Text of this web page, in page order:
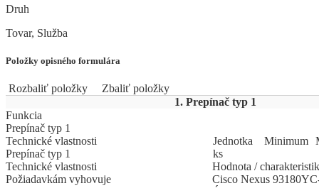
Druh
Tovar, Služba
Položky opisného formulára
Rozbaliť položky
Zbaliť položky
1. Prepínač typ 1
Funkcia
Prepínač typ 1
Technické vlastnosti
Jed­not­ka Mi­ni­mum
Prepínač typ 1
ks
Technické vlastnosti
Hodnota /
Požiadavkám vyhovuje
Cisco Nexus